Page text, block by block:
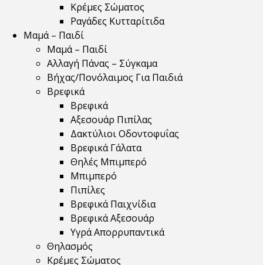
Κρέμες Σώματος
Ραγάδες Κυτταρίτιδα
Μαμά – Παιδί
Μαμά – Παιδί
Αλλαγή Πάνας – Σύγκαμα
Βήχας/Πονόλαιμος Για Παιδιά
Βρεφικά
Βρεφικά
Αξεσουάρ Πιπίλας
Δακτύλιοι Οδοντοφυΐας
Βρεφικά Γάλατα
Θηλές Μπιμπερό
Μπιμπερό
Πιπίλες
Βρεφικά Παιχνίδια
Βρεφικά Αξεσουάρ
Υγρά Απορρυπαντικά
Θηλασμός
Κρέμες Σώματος